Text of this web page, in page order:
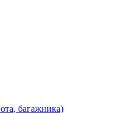
багажника)